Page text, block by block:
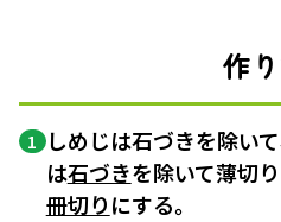
作
1 しめじは石づきを除い
は石づきを除いて薄切
冊切りにする。